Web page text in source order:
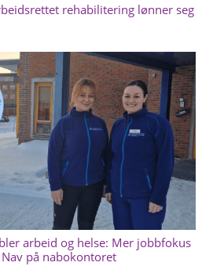
rehabilitering lønner seg
arbeid og helse: Mer jobbfokus
på nabokontoret